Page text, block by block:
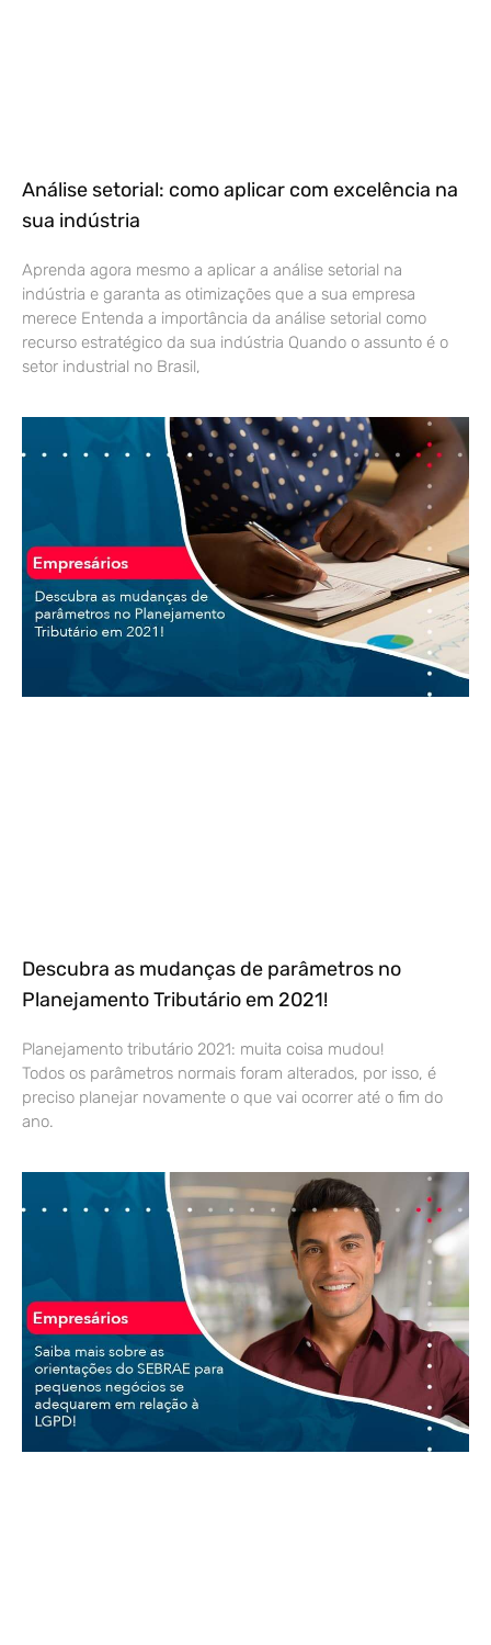
Análise setorial: como aplicar com excelência na
sua indústria
Aprenda agora mesmo a aplicar a análise setorial na
indústria e garanta as otimizações que a sua empresa
merece Entenda a importância da análise setorial como
recurso estratégico da sua indústria Quando o assunto é o
setor industrial no Brasil,
Descubra as mudanças de parâmetros no
Planejamento Tributário em 2021!
Planejamento tributário 2021: muita coisa mudou!
Todos os parâmetros normais foram alterados, por isso, é
preciso planejar novamente o que vai ocorrer até o fim do
ano.